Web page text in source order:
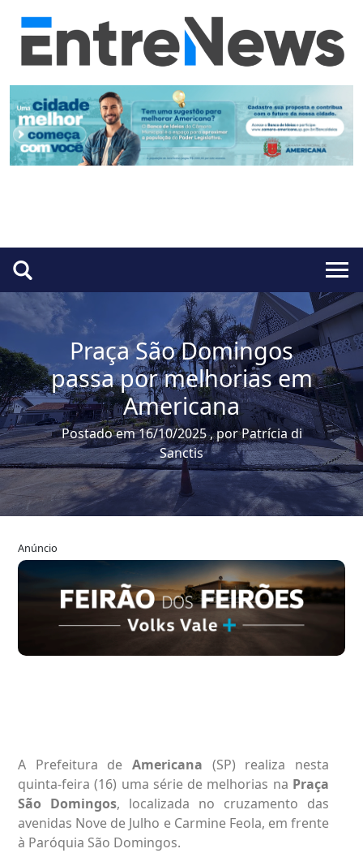
Praça São Domingos
passa por melhorias em
Americana
Postado em 16/10/2025 , por Patrícia di
Sanctis
Anúncio
A Prefeitura de Americana (SP) realiza nesta
quinta-feira (16) uma série de melhorias na Praça
São Domingos, localizada no cruzamento das
avenidas Nove de Julho e Carmine Feola, em frente
à Paróquia São Domingos.